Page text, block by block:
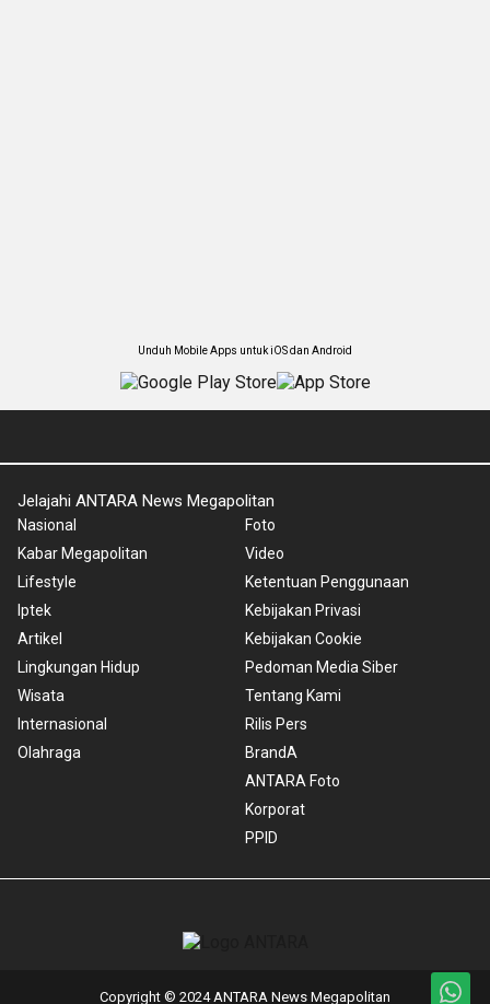
Unduh Mobile Apps untuk iOS dan Android
Jelajahi ANTARA News Megapolitan
Nasional
Kabar Megapolitan
Lifestyle
Iptek
Artikel
Lingkungan Hidup
Wisata
Internasional
Olahraga
Foto
Video
Ketentuan Penggunaan
Kebijakan Privasi
Kebijakan Cookie
Pedoman Media Siber
Tentang Kami
Rilis Pers
BrandA
ANTARA Foto
Korporat
PPID
Copyright © 2024 ANTARA News Megapolitan